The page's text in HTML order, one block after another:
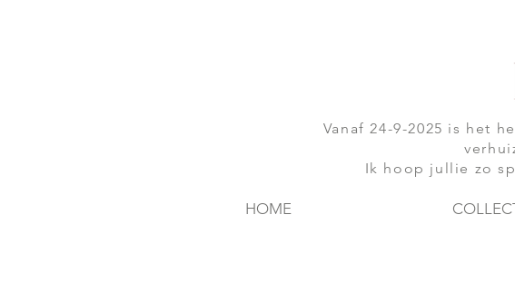
Vanaf 24-9-2025 is het
Ik hoop jullie zo
HOME